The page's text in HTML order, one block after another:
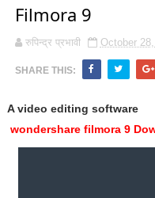
Filmora 9
रुपिन्द्र प्रभावी October
SHARE THIS:
A video editing software
wondershare filmora 9